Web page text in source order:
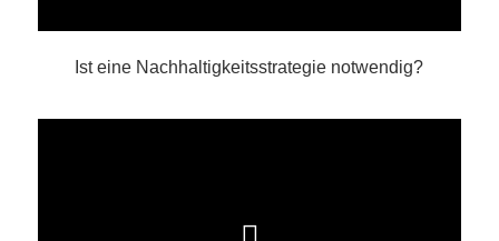
Ist eine Nachhaltigkeitsstrategie notwendig?